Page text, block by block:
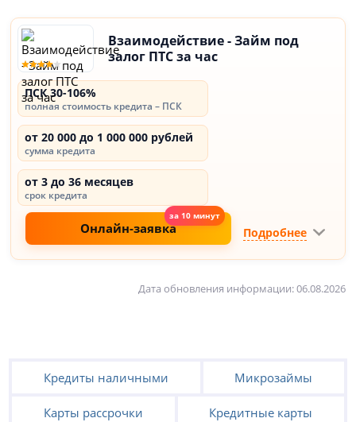
Взаимодействие - Займ под
залог ПТС за час
ПСК 30-106%
полная стоимость кредита – ПСК
от 20 000 до 1 000 000 рублей
сумма кредита
от 3 до 36 месяцев
срок кредита
Онлайн-заявка Подробнее
Дата обновления информации: 06.08.2026
Кредиты наличными Микрозаймы
Карты рассрочки Кредитные карты